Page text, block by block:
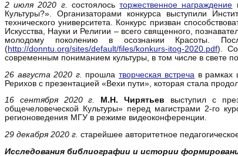
2 июля 2020 г. состоялосьторжественное награждение
Культуры?». Организаторами конкурса выступили
технического университета. Конкурс призван
Искусства, Науки и Религии – всего священного,
молодому поколению в осознании Красоты.
(http://donntu.org/sites/default/files/konkurs-itog-2020.pdf).
современным пониманием культуры, в том числе в свете
26 августа 2020 г.
прошла творческая встреча в рамках
Рерихов с презентацией «Вехи пути», которая стала
16 сентября 2020 г.
М.Н. Чирятьев выступил с
общечеловеческой Культуры» перед магистрами 2-го
регионоведения МГУ в режиме видеоконференции.
29 декабря 2020 г. старейшее авторитетное
Исследования библиографии и истории